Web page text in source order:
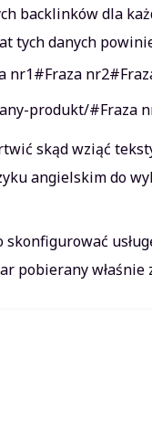
backlinków dla
tych danych
nr1#Fraza
produkt/#Fraza
skąd wziąć
angielskim do
skonfigurować
pobierany